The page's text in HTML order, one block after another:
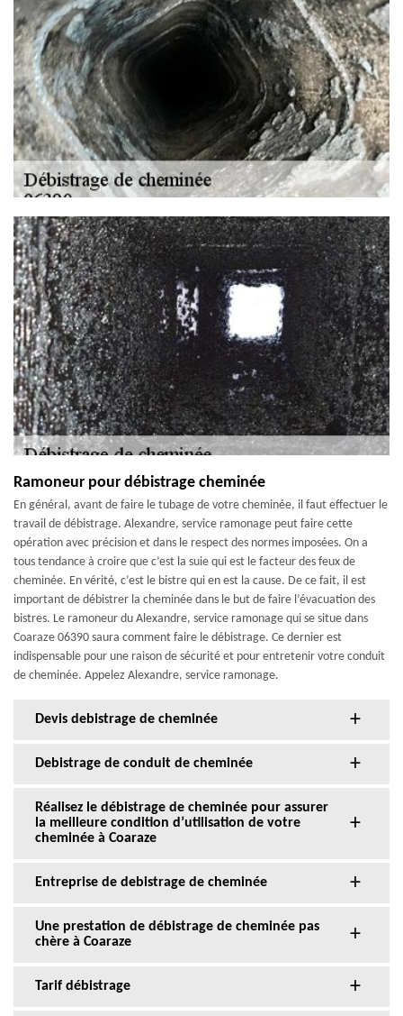
Ramoneur pour débistrage cheminée
En général, avant de faire le tubage de votre cheminée, il faut effectuer le
travail de débistrage. Alexandre, service ramonage peut faire cette
opération avec précision et dans le respect des normes imposées. On a
tous tendance à croire que c’est la suie qui est le facteur des feux de
cheminée. En vérité, c’est le bistre qui en est la cause. De ce fait, il est
important de débistrer la cheminée dans le but de faire l’évacuation des
bistres. Le ramoneur du Alexandre, service ramonage qui se situe dans
Coaraze 06390 saura comment faire le débistrage. Ce dernier est
indispensable pour une raison de sécurité et pour entretenir votre conduit
de cheminée. Appelez Alexandre, service ramonage.
Devis debistrage de cheminée
Debistrage de conduit de cheminée
Réalisez le débistrage de cheminée pour assurer
la meilleure condition d’utilisation de votre
cheminée à Coaraze
Entreprise de debistrage de cheminée
Une prestation de débistrage de cheminée pas
chère à Coaraze
Tarif débistrage